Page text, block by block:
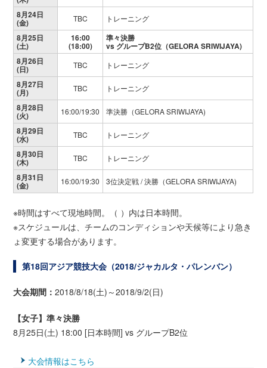
8月24日
(金) TBC トレーニング
8月25日
(土)
16:00
(18:00)
準々決勝
vs グループB2位（GELORA SRIWIJAYA)
8月26日
(日) TBC トレーニング
8月27日
(月) TBC トレーニング
8月28日
(火) 16:00/19:30 準決勝（GELORA SRIWIJAYA)
8月29日
(水) TBC トレーニング
8月30日
(木) TBC トレーニング
8月31日
(金) 16:00/19:30 3位決定戦 / 決勝（GELORA SRIWIJAYA)
※時間はすべて現地時間。（ ）内は日本時間。
※スケジュールは、チームのコンディションや天候等により急き
ょ変更する場合があります。
第18回アジア競技大会（2018/ジャカルタ・パレンバン）
大会期間：2018/8/18(土)～2018/9/2(日)
【女子】準々決勝
8月25日(土) 18:00 [日本時間] vs グループB2位
大会情報はこちら